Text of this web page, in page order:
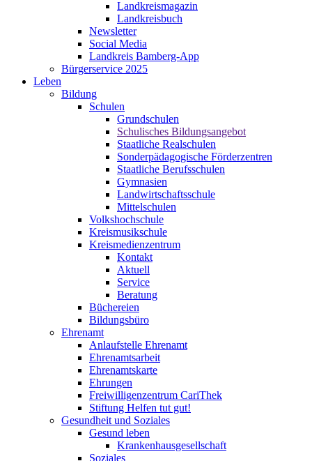
Landkreismagazin
Landkreisbuch
Newsletter
Social Media
Landkreis Bamberg-App
Bürgerservice 2025
Leben
Bildung
Schulen
Grundschulen
Schulisches Bildungsangebot
Staatliche Realschulen
Sonderpädagogische Förderzentren
Staatliche Berufsschulen
Gymnasien
Landwirtschaftsschule
Mittelschulen
Volkshochschule
Kreismusikschule
Kreismedienzentrum
Kontakt
Aktuell
Service
Beratung
Büchereien
Bildungsbüro
Ehrenamt
Anlaufstelle Ehrenamt
Ehrenamtsarbeit
Ehrenamtskarte
Ehrungen
Freiwilligenzentrum CariThek
Stiftung Helfen tut gut!
Gesundheit und Soziales
Gesund leben
Krankenhausgesellschaft
Soziales